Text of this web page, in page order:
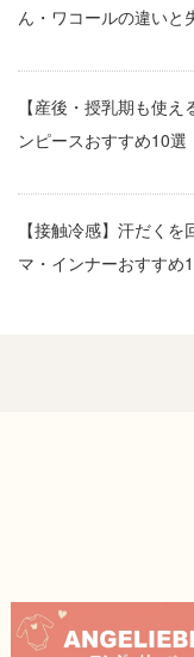
ん・ワコールの違いと
【産後・授乳期も使
ンピースおすすめ10選
【接触冷感】汗だく
マ・インナーおすすめ